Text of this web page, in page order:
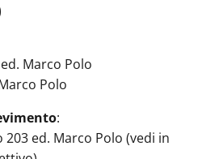
Marco Polo
Polo
:
ed. Marco Polo (vedi in